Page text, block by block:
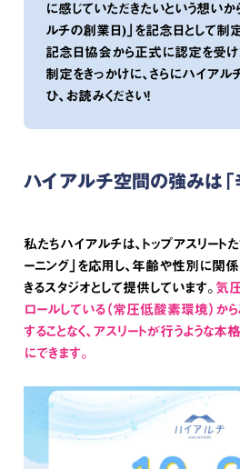
に感じていただきたいという想いか
ルチの創業日)」を記念日として制
記念日協会から正式に認定を受け
制定をきっかけに、さらにハイアル
ひ、お読みください！
ハイアルチ空間の強みは「
私たちハイアルチは、トップアスリート
ーニング」を応用し、年齢や性別に関
きるスタジオとして提供しています。 気
ロールしている（常圧低酸素環境）か
することなく、アスリートが行うような
にできます。